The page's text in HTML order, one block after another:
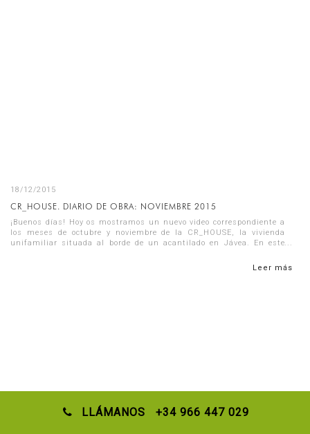
18/12/2015
CR_HOUSE. DIARIO DE OBRA: NOVIEMBRE 2015
¡Buenos días! Hoy os mostramos un nuevo video correspondiente a
los meses de octubre y noviembre de la CR_HOUSE, la vivienda
unifamiliar situada al borde de un acantilado en Jávea. En este
Leer más
LLÁMANOS +34 966 447 029